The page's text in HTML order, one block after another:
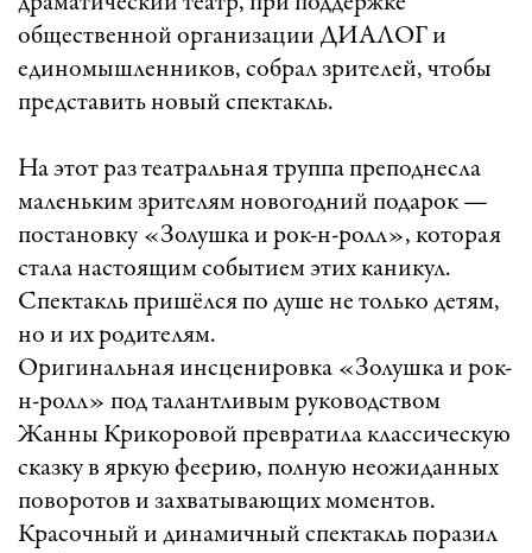
общественной организации ДИАЛОГ и
единомышленников, собрал зрителей, чтобы
представить новый спектакль.
На этот раз театральная труппа преподнесла
маленьким зрителям новогодний подарок —
постановку «Золушка и рок-н-ролл», которая
стала настоящим событием этих каникул.
Спектакль пришёлся по душе не только детям,
но и их родителям.
Оригинальная инсценировка «Золушка и рок-
н-ролл» под талантливым руководством
Жанны Крикоровой превратила классическую
сказку в яркую феерию, полную неожиданных
поворотов и захватывающих моментов.
Красочный и динамичный спектакль поразил